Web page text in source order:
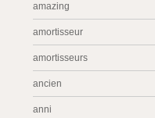
amazing
amortisseur
amortisseurs
ancien
anni